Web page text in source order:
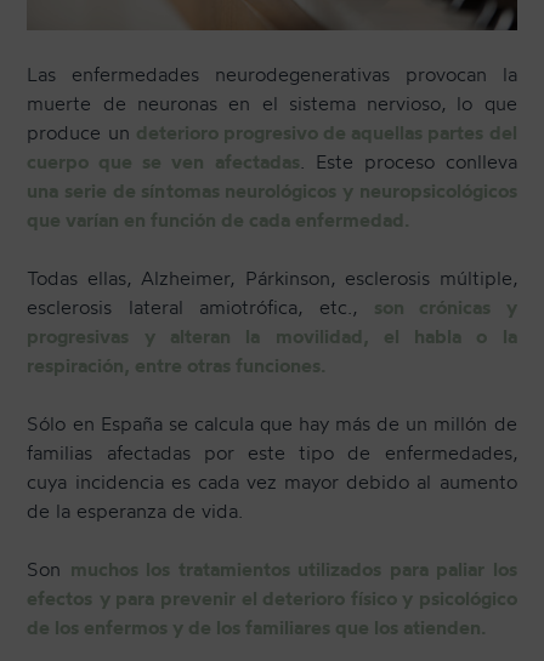
CONTACTO
NEWSLETTER
Las enfermedades neurodegenerativas provocan la
muerte de neuronas en el sistema nervioso, lo que
produce un deterioro progresivo de aquellas partes del
cuerpo que se ven afectadas . Este proceso conlleva
una serie de síntomas neurológicos y neuropsicológicos
que varían en función de cada enfermedad.
Todas ellas, Alzheimer, Párkinson, esclerosis múltiple,
esclerosis lateral amiotrófica, etc., son crónicas y
progresivas y alteran la movilidad, el habla o la
respiración, entre otras funciones.
Sólo en España se calcula que hay más de un millón de
familias afectadas por este tipo de enfermedades,
cuya incidencia es cada vez mayor debido al aumento
de la esperanza de vida.
Son muchos los tratamientos utilizados para paliar los
efectos y para prevenir el deterioro físico y psicológico
de los enfermos y de los familiares que los atienden.